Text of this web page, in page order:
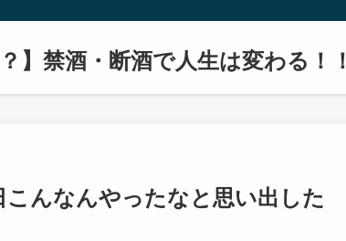
】禁酒・断酒で人生は変わる！！
んなんやったなと思い出した